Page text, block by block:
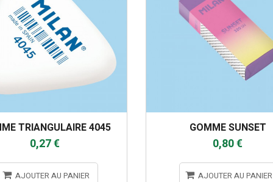
TRIANGULAIRE 4045
0,27 €
AJOUTER AU PANIER
GOMME SUNSET
0,80 €
AJOUTER AU PANIER